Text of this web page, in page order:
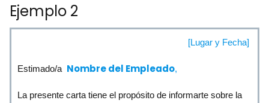
Ejemplo 2
[Lugar y Fecha]
Estimado/a Nombre del Empleado,
La presente carta tiene el propósito de informarte sobre la